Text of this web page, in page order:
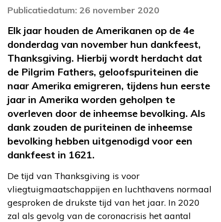
Publicatiedatum: 26 november 2020
Elk jaar houden de Amerikanen op de 4e
donderdag van november hun dankfeest,
Thanksgiving. Hierbij wordt herdacht dat
de Pilgrim Fathers, geloofspuriteinen die
naar Amerika emigreren, tijdens hun eerste
jaar in Amerika worden geholpen te
overleven door de inheemse bevolking. Als
dank zouden de puriteinen de inheemse
bevolking hebben uitgenodigd voor een
dankfeest in 1621.
De tijd van Thanksgiving is voor
vliegtuigmaatschappijen en luchthavens normaal
gesproken de drukste tijd van het jaar. In 2020
zal als gevolg van de coronacrisis het aantal